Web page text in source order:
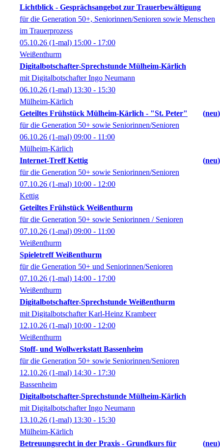
Lichtblick - Gesprächsangebot zur Trauerbewältigung
für die Generation 50+, Seniorinnen/Senioren sowie Menschen
im Trauerprozess
05.10.26 (1-mal) 15:00 - 17:00
Weißenthurm
Digitalbotschafter-Sprechstunde Mülheim-Kärlich
mit Digitalbotschafter Ingo Neumann
06.10.26 (1-mal) 13:30 - 15:30
Mülheim-Kärlich
Geteiltes Frühstück Mülheim-Kärlich - "St. Peter"
neu
für die Generation 50+ sowie Seniorinnen/Senioren
06.10.26 (1-mal) 09:00 - 11:00
Mülheim-Kärlich
Internet-Treff Kettig
neu
für die Generation 50+ sowie Seniorinnen/Senioren
07.10.26 (1-mal) 10:00 - 12:00
Kettig
Geteiltes Frühstück Weißenthurm
für die Generation 50+ sowie Seniorinnen / Senioren
07.10.26 (1-mal) 09:00 - 11:00
Weißenthurm
Spieletreff Weißenthurm
für die Generation 50+ und Seniorinnen/Senioren
07.10.26 (1-mal) 14:00 - 17:00
Weißenthurm
Digitalbotschafter-Sprechstunde Weißenthurm
mit Digitalbotschafter Karl-Heinz Krambeer
12.10.26 (1-mal) 10:00 - 12:00
Weißenthurm
Stoff- und Wollwerkstatt Bassenheim
für die Generation 50+ sowie Seniorinnen/Senioren
12.10.26 (1-mal) 14:30 - 17:30
Bassenheim
Digitalbotschafter-Sprechstunde Mülheim-Kärlich
mit Digitalbotschafter Ingo Neumann
13.10.26 (1-mal) 13:30 - 15:30
Mülheim-Kärlich
Betreuungsrecht in der Praxis - Grundkurs für
neu